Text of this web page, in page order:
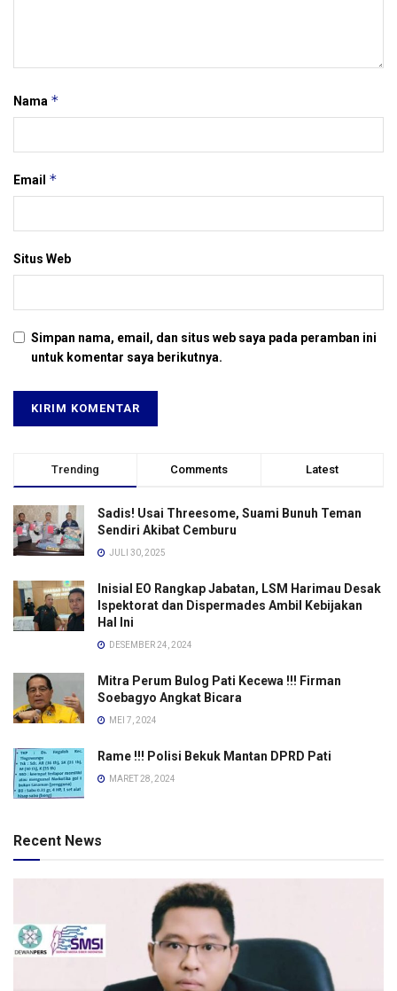
Nama *
Email *
Situs Web
Simpan nama, email, dan situs web saya pada peramban ini
untuk komentar saya berikutnya.
Trending Comments Latest
Sadis! Usai Threesome, Suami Bunuh Teman
Sendiri Akibat Cemburu
JULI 30, 2025
Inisial EO Rangkap Jabatan, LSM Harimau Desak
Ispektorat dan Dispermades Ambil Kebijakan
Hal Ini
DESEMBER 24, 2024
Mitra Perum Bulog Pati Kecewa !!! Firman
Soebagyo Angkat Bicara
MEI 7, 2024
Rame !!! Polisi Bekuk Mantan DPRD Pati
MARET 28, 2024
Recent News